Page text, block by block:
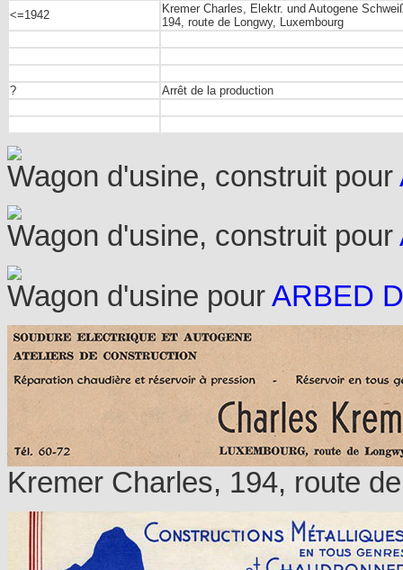
<=1942
Kremer Charles, Elektr. und Autogene
194, route de Longwy, Luxembourg
? Arrêt de la production
Wagon d'usine, construit pour
Wagon d'usine, construit pour
Wagon d'usine pourARBED
Kremer Charles, 194, route